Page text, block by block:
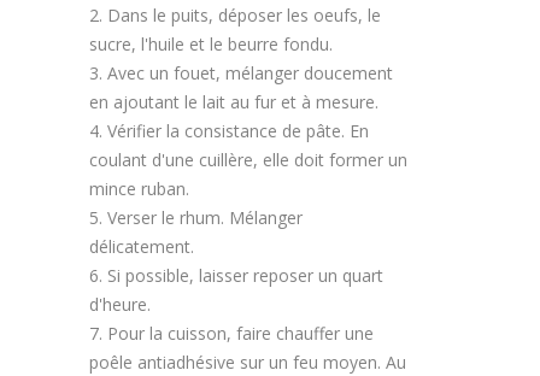
2. Dans le puits, déposer les oeufs, le
sucre, l'huile et le beurre fondu.
3. Avec un fouet, mélanger doucement
en ajoutant le lait au fur et à mesure.
4. Vérifier la consistance de pâte. En
coulant d'une cuillère, elle doit former un
mince ruban.
5. Verser le rhum. Mélanger
délicatement.
6. Si possible, laisser reposer un quart
d'heure.
7. Pour la cuisson, faire chauffer une
poêle antiadhésive sur un feu moyen. Au